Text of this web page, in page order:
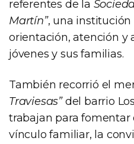
referentes de la
Martín”, una
orientación, atención y
jóvenes y sus familias.
También recorrió el
Traviesas”del barrio
trabajan para
vínculo familiar, la